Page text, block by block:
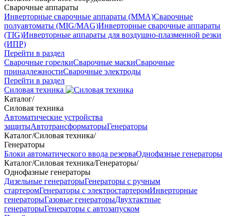
Сварочные аппараты
Инверторные сварочные аппараты (ММА)Сварочные
полуавтоматы (MIG/MAG)Инверторные сварочные аппараты
(TIG)Инверторные аппараты для воздушно-плазменной резки
(ИПР)
Перейти в раздел
Сварочные горелкиСварочные маскиСварочные
принадлежностиСварочные электроды
Перейти в раздел
Силовая техника
Каталог/
Силовая техника
Автоматические устройства
защитыАвтотрансформаторыГенераторы
Каталог/Силовая техника/
Генераторы
Блоки автоматического ввода резерваОднофазные генераторы
Каталог/Силовая техника/Генераторы/
Однофазные генераторы
Дизельные генераторыГенераторы с ручным
стартеромГенераторы с электростартеромИнверторные
генераторыГазовые генераторыДвухтактные
генераторыГенераторы с автозапуском